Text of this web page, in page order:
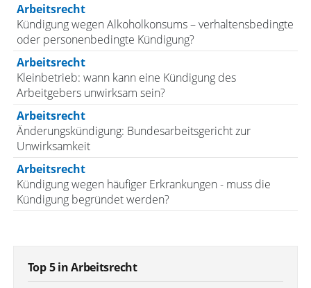
Arbeitsrecht
Kündigung wegen Alkoholkonsums – verhaltensbedingte
oder personenbedingte Kündigung?
Arbeitsrecht
Kleinbetrieb: wann kann eine Kündigung des
Arbeitgebers unwirksam sein?
Arbeitsrecht
Änderungskündigung: Bundesarbeitsgericht zur
Unwirksamkeit
Arbeitsrecht
Kündigung wegen häufiger Erkrankungen - muss die
Kündigung begründet werden?
Top 5 in Arbeitsrecht